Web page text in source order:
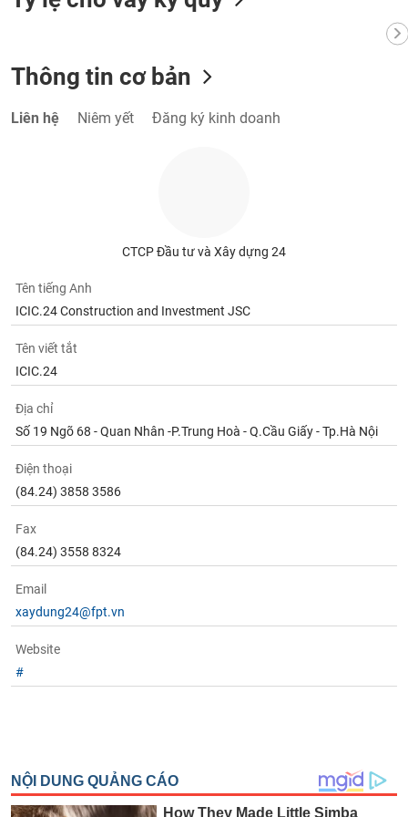
Thông tin cơ bản
Liên hệ Niêm yết Đăng ký kinh doanh
CTCP Đầu tư và Xây dựng 24
Tên tiếng Anh
ICIC.24 Construction and Investment JSC
Tên viết tắt
ICIC.24
Địa chỉ
Số 19 Ngõ 68 - Quan Nhân -P.Trung Hoà - Q.Cầu Giấy - Tp.Hà Nội
Điện thoại
(84.24) 3858 3586
Fax
(84.24) 3558 8324
Email
xaydung24@fpt.vn
Website
#
VỤ
SẢN
chứng
(-)
Tất cả
Lãnh
đạo
(-)
Tất cả
tức
(-)
viết
Báo
cáo